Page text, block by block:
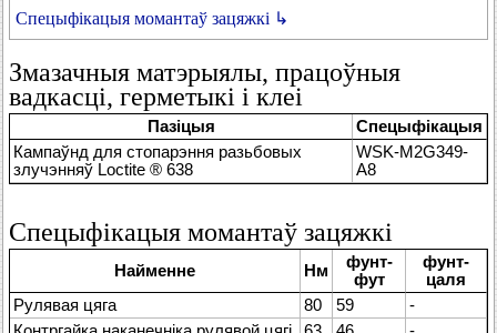
Спецыфікацыя момантаў зацяжкі ↳
Змазачныя матэрыялы, працоўныя
вадкасці, герметыкі і клеі
Пазіцыя
Спецыфікацыя
Кампаўнд для стопарэння разьбовых
злучэнняў Loctite ® 638
WSK-M2G349-
A8
Спецыфікацыя момантаў зацяжкі
Найменне Нм
фунт-
фут
фунт-
цаля
Рулявая цяга
80 59
-